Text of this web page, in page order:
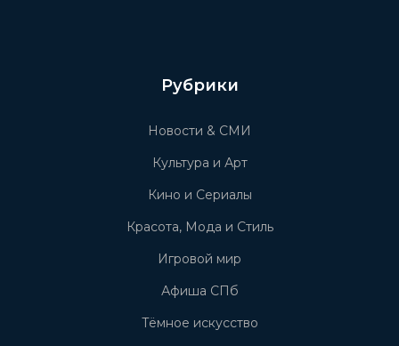
Рубрики
Новости & СМИ
Культура и Арт
Кино и Сериалы
Красота, Мода и Стиль
Игровой мир
Афиша СПб
Тёмное искусство